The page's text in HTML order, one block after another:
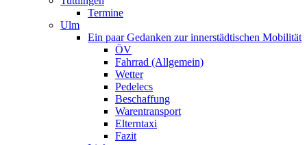
Termine
Ulm
Ein paar Gedanken zur innerstädtischen Mobilität
ÖV
Fahrrad (Allgemein)
Wetter
Pedelecs
Beschaffung
Warentransport
Elterntaxi
Fazit